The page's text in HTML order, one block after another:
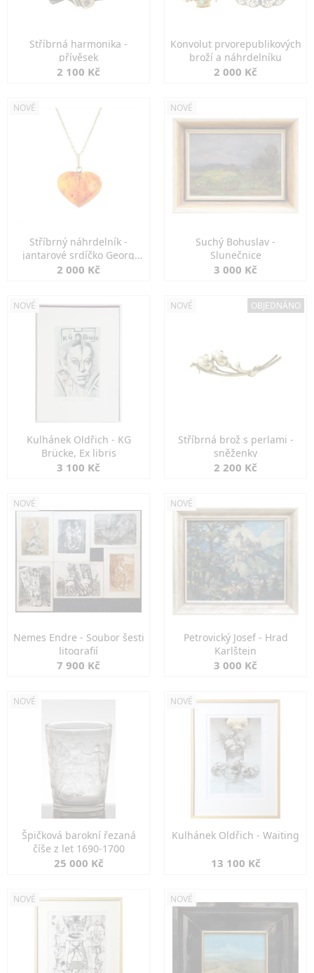
Stříbrná harmonika -
přívěsek
2 100 Kč
Konvolut prvorepublikových
broží a náhrdelníku
2 000 Kč
NOVÉ
Stříbrný náhrdelník -
jantarové srdíčko Georg
Kramer
2 000 Kč
NOVÉ
Suchý Bohuslav -
Slunečnice
3 000 Kč
NOVÉ
Kulhánek Oldřich - KG
Brücke, Ex libris
3 100 Kč
NOVÉ OBJEDNÁNO
Stříbrná brož s perlami -
sněženky
2 200 Kč
NOVÉ
Nemes Endre - Soubor šesti
litografií
7 900 Kč
NOVÉ
Petrovický Josef - Hrad
Karlštejn
3 000 Kč
NOVÉ
Špičková barokní řezaná
číše z let 1690-1700
25 000 Kč
NOVÉ
Kulhánek Oldřich - Waiting
13 100 Kč
NOVÉ NOVÉ